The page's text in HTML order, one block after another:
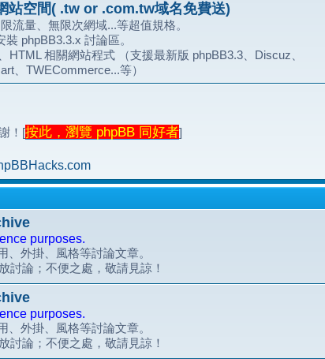
站空間( .tw or .com.tw域名免費送)
流量、無限次網域...等超值規格。
phpBB3.3.x 討論區。
HTML 相關網站程式 （支援最新版 phpBB3.3、Discuz、
、TWECommerce...等）
！[按此，瀏覽 phpBB 同好者]
purposes.
、外掛、風格等討論文章。
討論；不便之處，敬請見諒！
purposes.
、外掛、風格等討論文章。
討論；不便之處，敬請見諒！